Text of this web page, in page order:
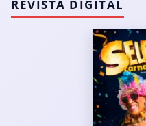
REVISTA DIGITAL